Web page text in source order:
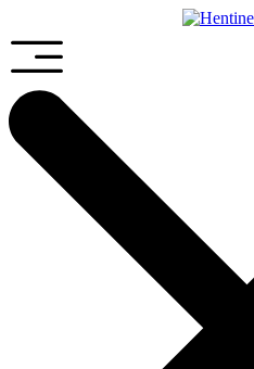
na
obsah